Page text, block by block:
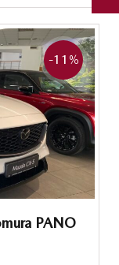
-11 %
PANO